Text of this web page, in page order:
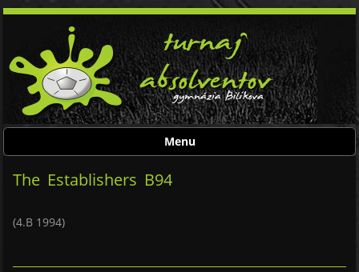
Menu
The Establishers B94
(4.B 1994)